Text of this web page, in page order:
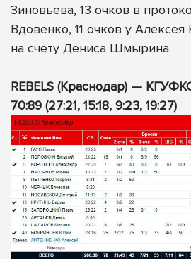
Зиновьева, 13 очков в
Вдовенко, 11 очков у Алексея
на счету Дениса Шмырина.
REBELS (Краснодар) —
70:89 (27:21, 15:18, 9:23, 19:27)